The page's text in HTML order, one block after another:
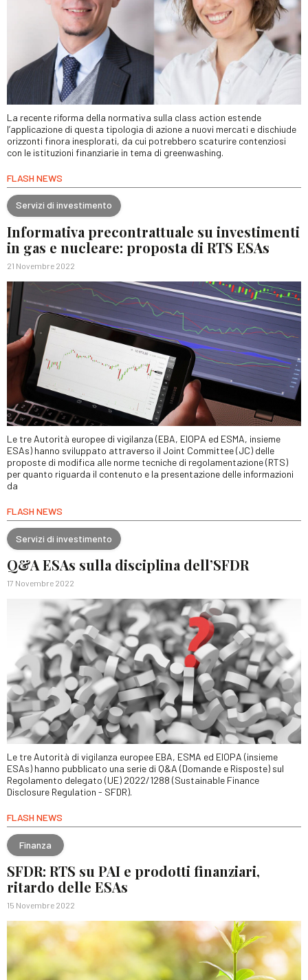
La recente riforma della normativa sulla class action estende
l’applicazione di questa tipologia di azione a nuovi mercati e dischiude
orizzonti finora inesplorati, da cui potrebbero scaturire contenziosi
con le istituzioni finanziarie in tema di greenwashing.
FLASH NEWS
Servizi di investimento
Informativa precontrattuale su investimenti
in gas e nucleare: proposta di RTS ESAs
21 Novembre 2022
Le tre Autorità europee di vigilanza (EBA, EIOPA ed ESMA, insieme
ESAs) hanno sviluppato attraverso il Joint Committee (JC) delle
proposte di modifica alle norme tecniche di regolamentazione (RTS)
per quanto riguarda il contenuto e la presentazione delle informazioni
da
FLASH NEWS
Servizi di investimento
Q&A ESAs sulla disciplina dell’SFDR
17 Novembre 2022
Le tre Autorità di vigilanza europee EBA, ESMA ed EIOPA (insieme
ESAs) hanno pubblicato una serie di Q&A (Domande e Risposte) sul
Regolamento delegato (UE) 2022/1288 (Sustainable Finance
Disclosure Regulation - SFDR).
FLASH NEWS
Finanza
SFDR: RTS su PAI e prodotti finanziari,
ritardo delle ESAs
15 Novembre 2022